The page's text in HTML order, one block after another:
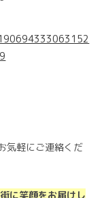
気軽にご連絡くだ
に笑顔をお届けし